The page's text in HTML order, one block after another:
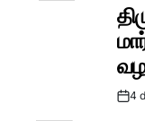
Post
4